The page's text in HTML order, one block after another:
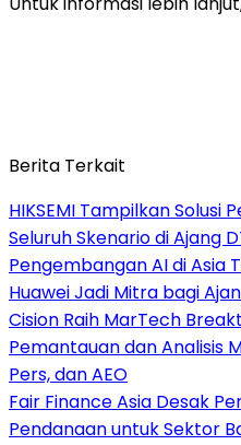
Berita Terkait
HIKSEMI Tampilkan Solusi
Seluruh Skenario di Ajang
Pengembangan AI di Asia
Huawei Jadi Mitra bagi
Cision Raih MarTech
Pemantauan dan Analisis
Pers, dan AEO
Fair Finance Asia Desak
Pendanaan untuk Sektor